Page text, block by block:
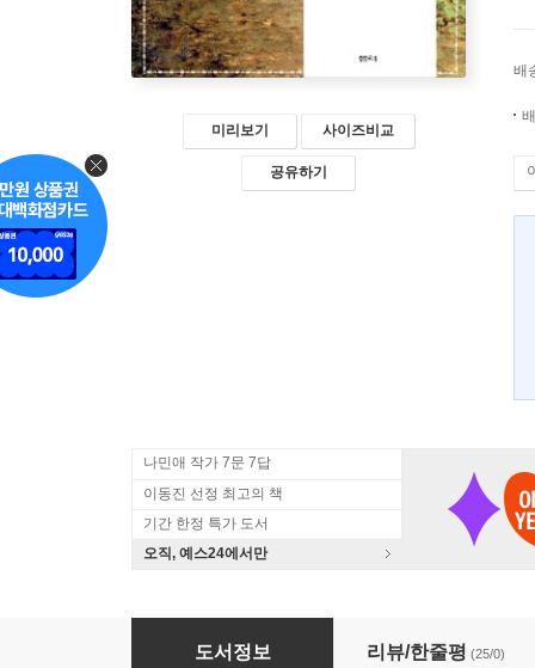
미리보기 사이즈비교
공유하기
배
나민애 작가 7문 7답
이동진 선정 최고의 책
기간 한정 특가 도서
오직, 예스24에서만
오후 2시의 박물관
도서정보 리뷰/한줄평 (25/0)